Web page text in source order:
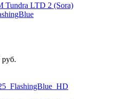
Tundra LTD 2 (Sora)
руб.